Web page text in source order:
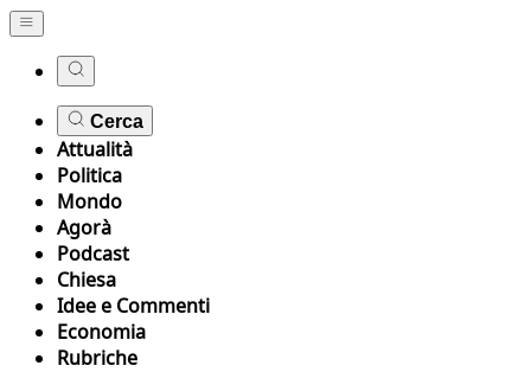
Cerca
Attualità
Politica
Mondo
Agorà
Podcast
Chiesa
Idee e Commenti
Economia
Rubriche